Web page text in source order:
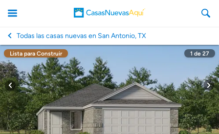
CasasNuevasAqui
Todas las casas nuevas en San Antonio, TX
Lista para Construir 1 de 27